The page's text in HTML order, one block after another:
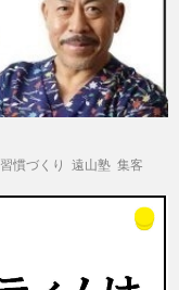
習慣づくり 遠山塾 集客